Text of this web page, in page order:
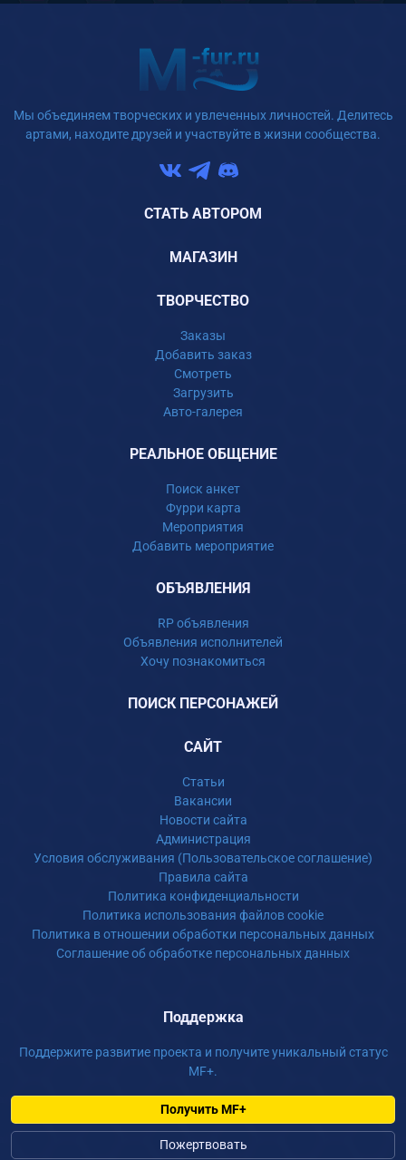
Мы объединяем творческих и увлеченных личностей. Делитесь
артами, находите друзей и участвуйте в жизни сообщества.
СТАТЬ АВТОРОМ
МАГАЗИН
ТВОРЧЕСТВО
Заказы
Добавить заказ
Смотреть
Загрузить
Авто-галерея
РЕАЛЬНОЕ ОБЩЕНИЕ
Поиск анкет
Фурри карта
Мероприятия
Добавить мероприятие
ОБЪЯВЛЕНИЯ
RP объявления
Объявления исполнителей
Хочу познакомиться
ПОИСК ПЕРСОНАЖЕЙ
САЙТ
Статьи
Вакансии
Новости сайта
Администрация
Условия обслуживания (Пользовательское соглашение)
Правила сайта
Политика конфиденциальности
Политика использования файлов cookie
Политика в отношении обработки персональных данных
Соглашение об обработке персональных данных
Поддержка
Поддержите развитие проекта и получите уникальный статус
MF+.
Получить MF+
Пожертвовать